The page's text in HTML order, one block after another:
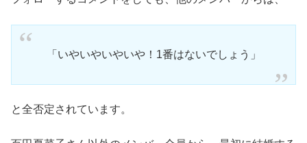
「いやいやいやいや！1番はないでしょう」
と全否定されています。